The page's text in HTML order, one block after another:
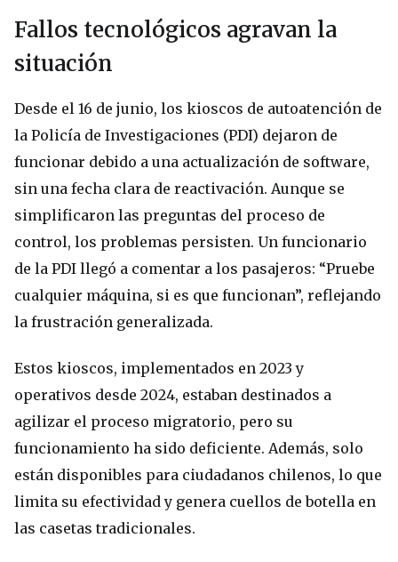
Fallos tecnológicos agravan la
situación
Desde el 16 de junio, los kioscos de autoatención de
la Policía de Investigaciones (PDI) dejaron de
funcionar debido a una actualización de software,
sin una fecha clara de reactivación. Aunque se
simplificaron las preguntas del proceso de
control, los problemas persisten. Un funcionario
de la PDI llegó a comentar a los pasajeros: “Pruebe
cualquier máquina, si es que funcionan”, reflejando
la frustración generalizada.
Estos kioscos, implementados en 2023 y
operativos desde 2024, estaban destinados a
agilizar el proceso migratorio, pero su
funcionamiento ha sido deficiente. Además, solo
están disponibles para ciudadanos chilenos, lo que
limita su efectividad y genera cuellos de botella en
las casetas tradicionales.